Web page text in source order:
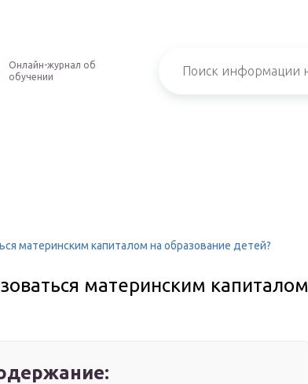
Онлайн-журнал об
обучении
материнским капиталом на образование детей?
материнским капиталом